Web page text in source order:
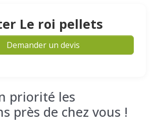
Le roi pellets
Demander un devis
priorité les
près de chez vous !